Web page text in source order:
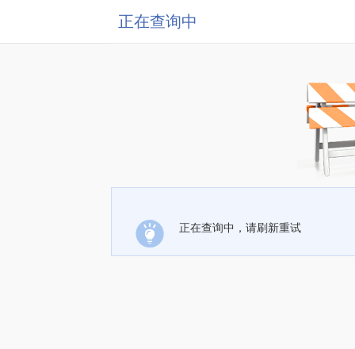
正在查询中
正在查询中，请刷新重试